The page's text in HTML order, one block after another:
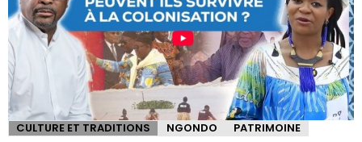
CULTURE ET TRADITIONS NGONDO PATRIMOINE